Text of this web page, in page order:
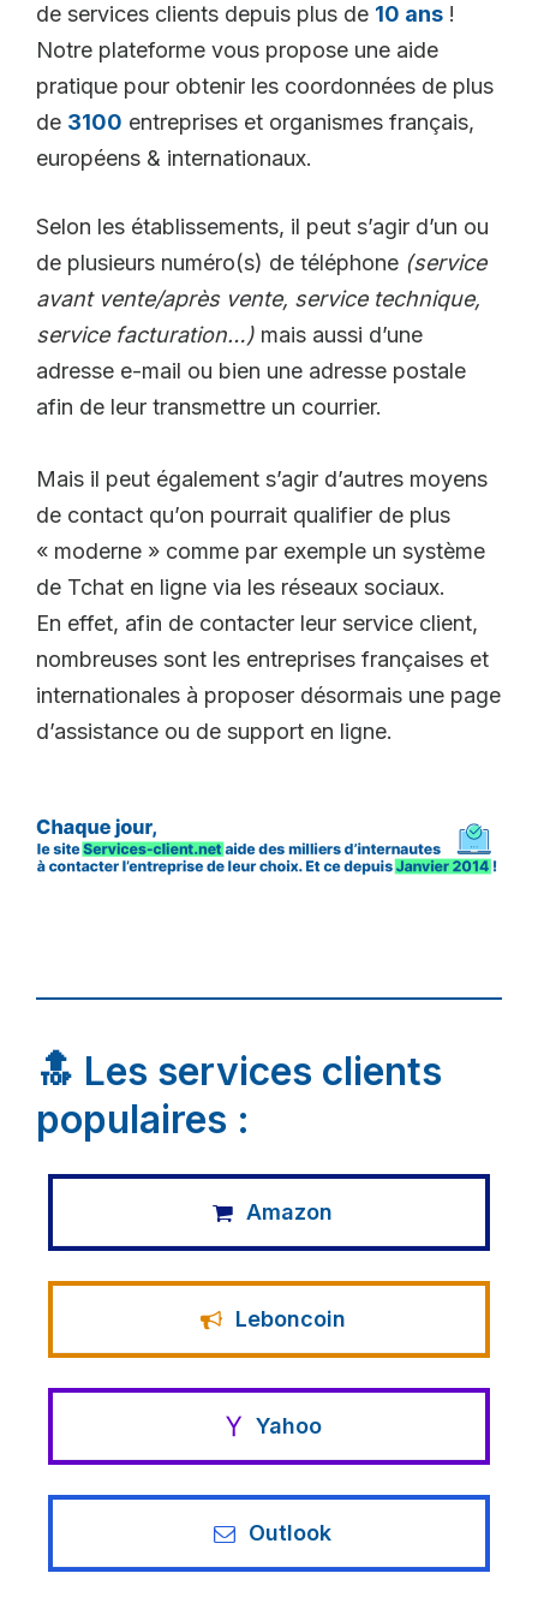
de services clients depuis plus de 10 ans !
Notre plateforme vous propose une aide
pratique pour obtenir les coordonnées de plus
de 3100 entreprises et organismes français,
européens & internationaux.
Selon les établissements, il peut s’agir d’un ou
de plusieurs numéro(s) de téléphone (service
avant vente/après vente, service technique,
service facturation…) mais aussi d’une
adresse e-mail ou bien une adresse postale
afin de leur transmettre un courrier.
Mais il peut également s’agir d’autres moyens
de contact qu’on pourrait qualifier de plus
« moderne » comme par exemple un système
de Tchat en ligne via les réseaux sociaux.
En effet, afin de contacter leur service client,
nombreuses sont les entreprises françaises et
internationales à proposer désormais une page
d’assistance ou de support en ligne.
🔝 Les services clients
populaires :
Amazon
Leboncoin
Yahoo
Outlook